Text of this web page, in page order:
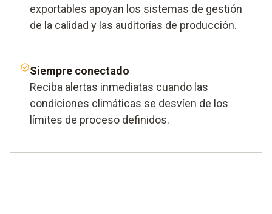
exportables apoyan los sistemas de gestión
de la calidad y las auditorías de producción.
Siempre conectado
Reciba alertas inmediatas cuando las
condiciones climáticas se desvíen de los
límites de proceso definidos.